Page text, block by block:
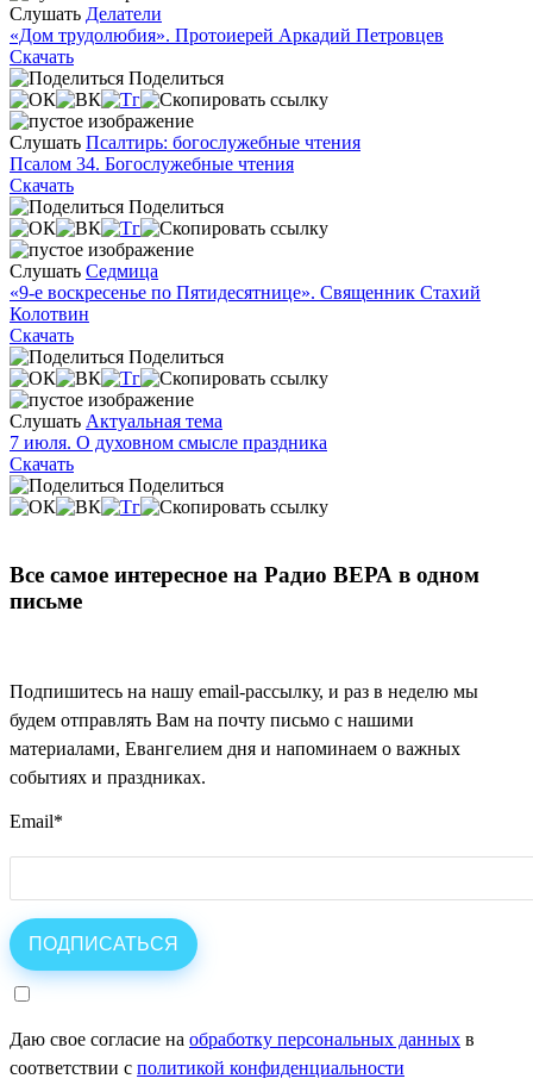
Слушать Делатели
«Дом трудолюбия». Протоиерей Аркадий Петровцев
Скачать
Поделиться
Слушать Псалтирь: богослужебные чтения
Псалом 34. Богослужебные чтения
Скачать
Поделиться
Слушать Седмица
«9-е воскресенье по Пятидесятнице». Священник Стахий
Колотвин
Скачать
Поделиться
Слушать Актуальная тема
7 июля. О духовном смысле праздника
Скачать
Поделиться
Все самое интересное на Радио ВЕРА в одном
письме
Подпишитесь на нашу email-рассылку, и раз в неделю мы
будем отправлять Вам на почту письмо с нашими
материалами, Евангелием дня и напоминаем о важных
событиях и праздниках.
Email*
Даю свое согласие на обработку персональных данных в
соответствии с политикой конфиденциальности